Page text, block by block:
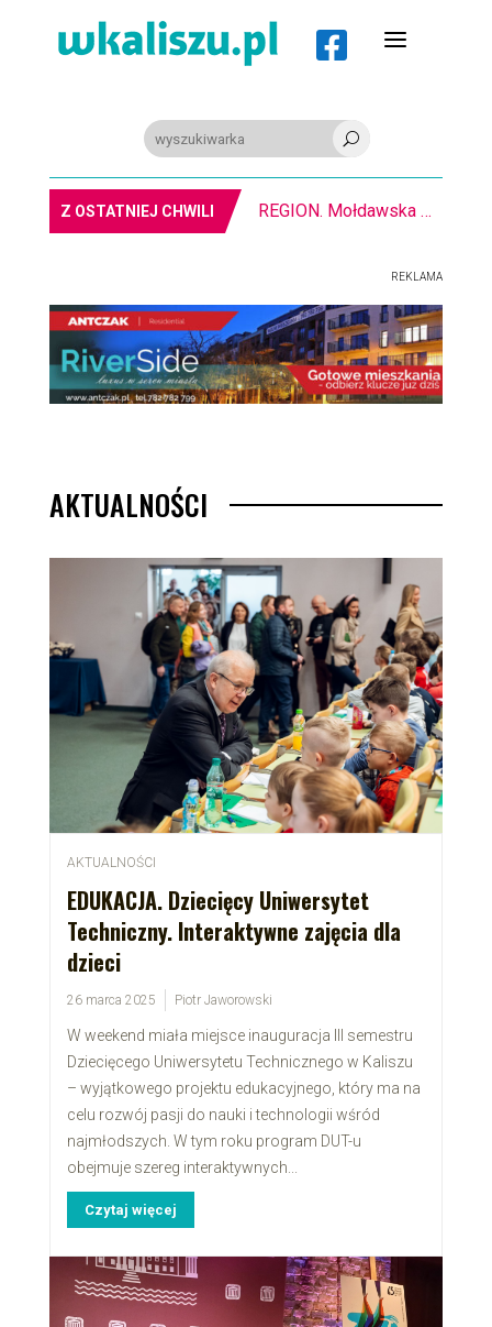
 a
U
Z OSTATNIEJ CHWILI REGION. Mołdawska współpraca Powiatu Kaliskiego
REKLAMA
AKTUALNOŚCI
AKTUALNOŚCI
EDUKACJA. Dziecięcy Uniwersytet
Techniczny. Interaktywne zajęcia dla
dzieci
26 marca 2025 Piotr Jaworowski
W weekend miała miejsce inauguracja III semestru
Dziecięcego Uniwersytetu Technicznego w Kaliszu
– wyjątkowego projektu edukacyjnego, który ma na
celu rozwój pasji do nauki i technologii wśród
najmłodszych. W tym roku program DUT-u
obejmuje szereg interaktywnych...
Czytaj więcej